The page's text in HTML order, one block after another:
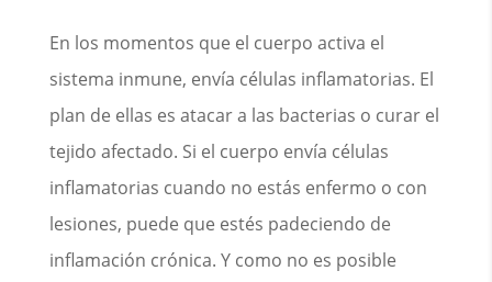
En los momentos que el cuerpo activa el
sistema inmune, envía células inflamatorias. El
plan de ellas es atacar a las bacterias o curar el
tejido afectado. Si el cuerpo envía células
inflamatorias cuando no estás enfermo o con
lesiones, puede que estés padeciendo de
inflamación crónica. Y como no es posible